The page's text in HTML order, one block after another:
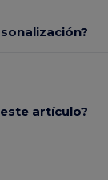
artículo?